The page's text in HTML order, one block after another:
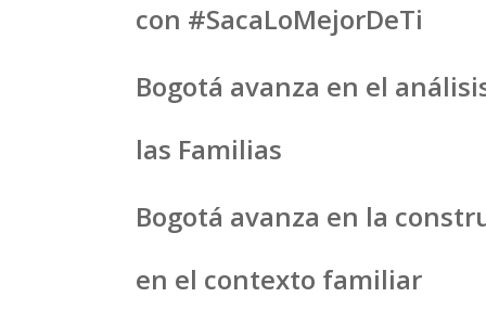
con #SacaLoMejorDeTi
Bogotá avanza en el
las Familias
Bogotá avanza en la
en el contexto familiar